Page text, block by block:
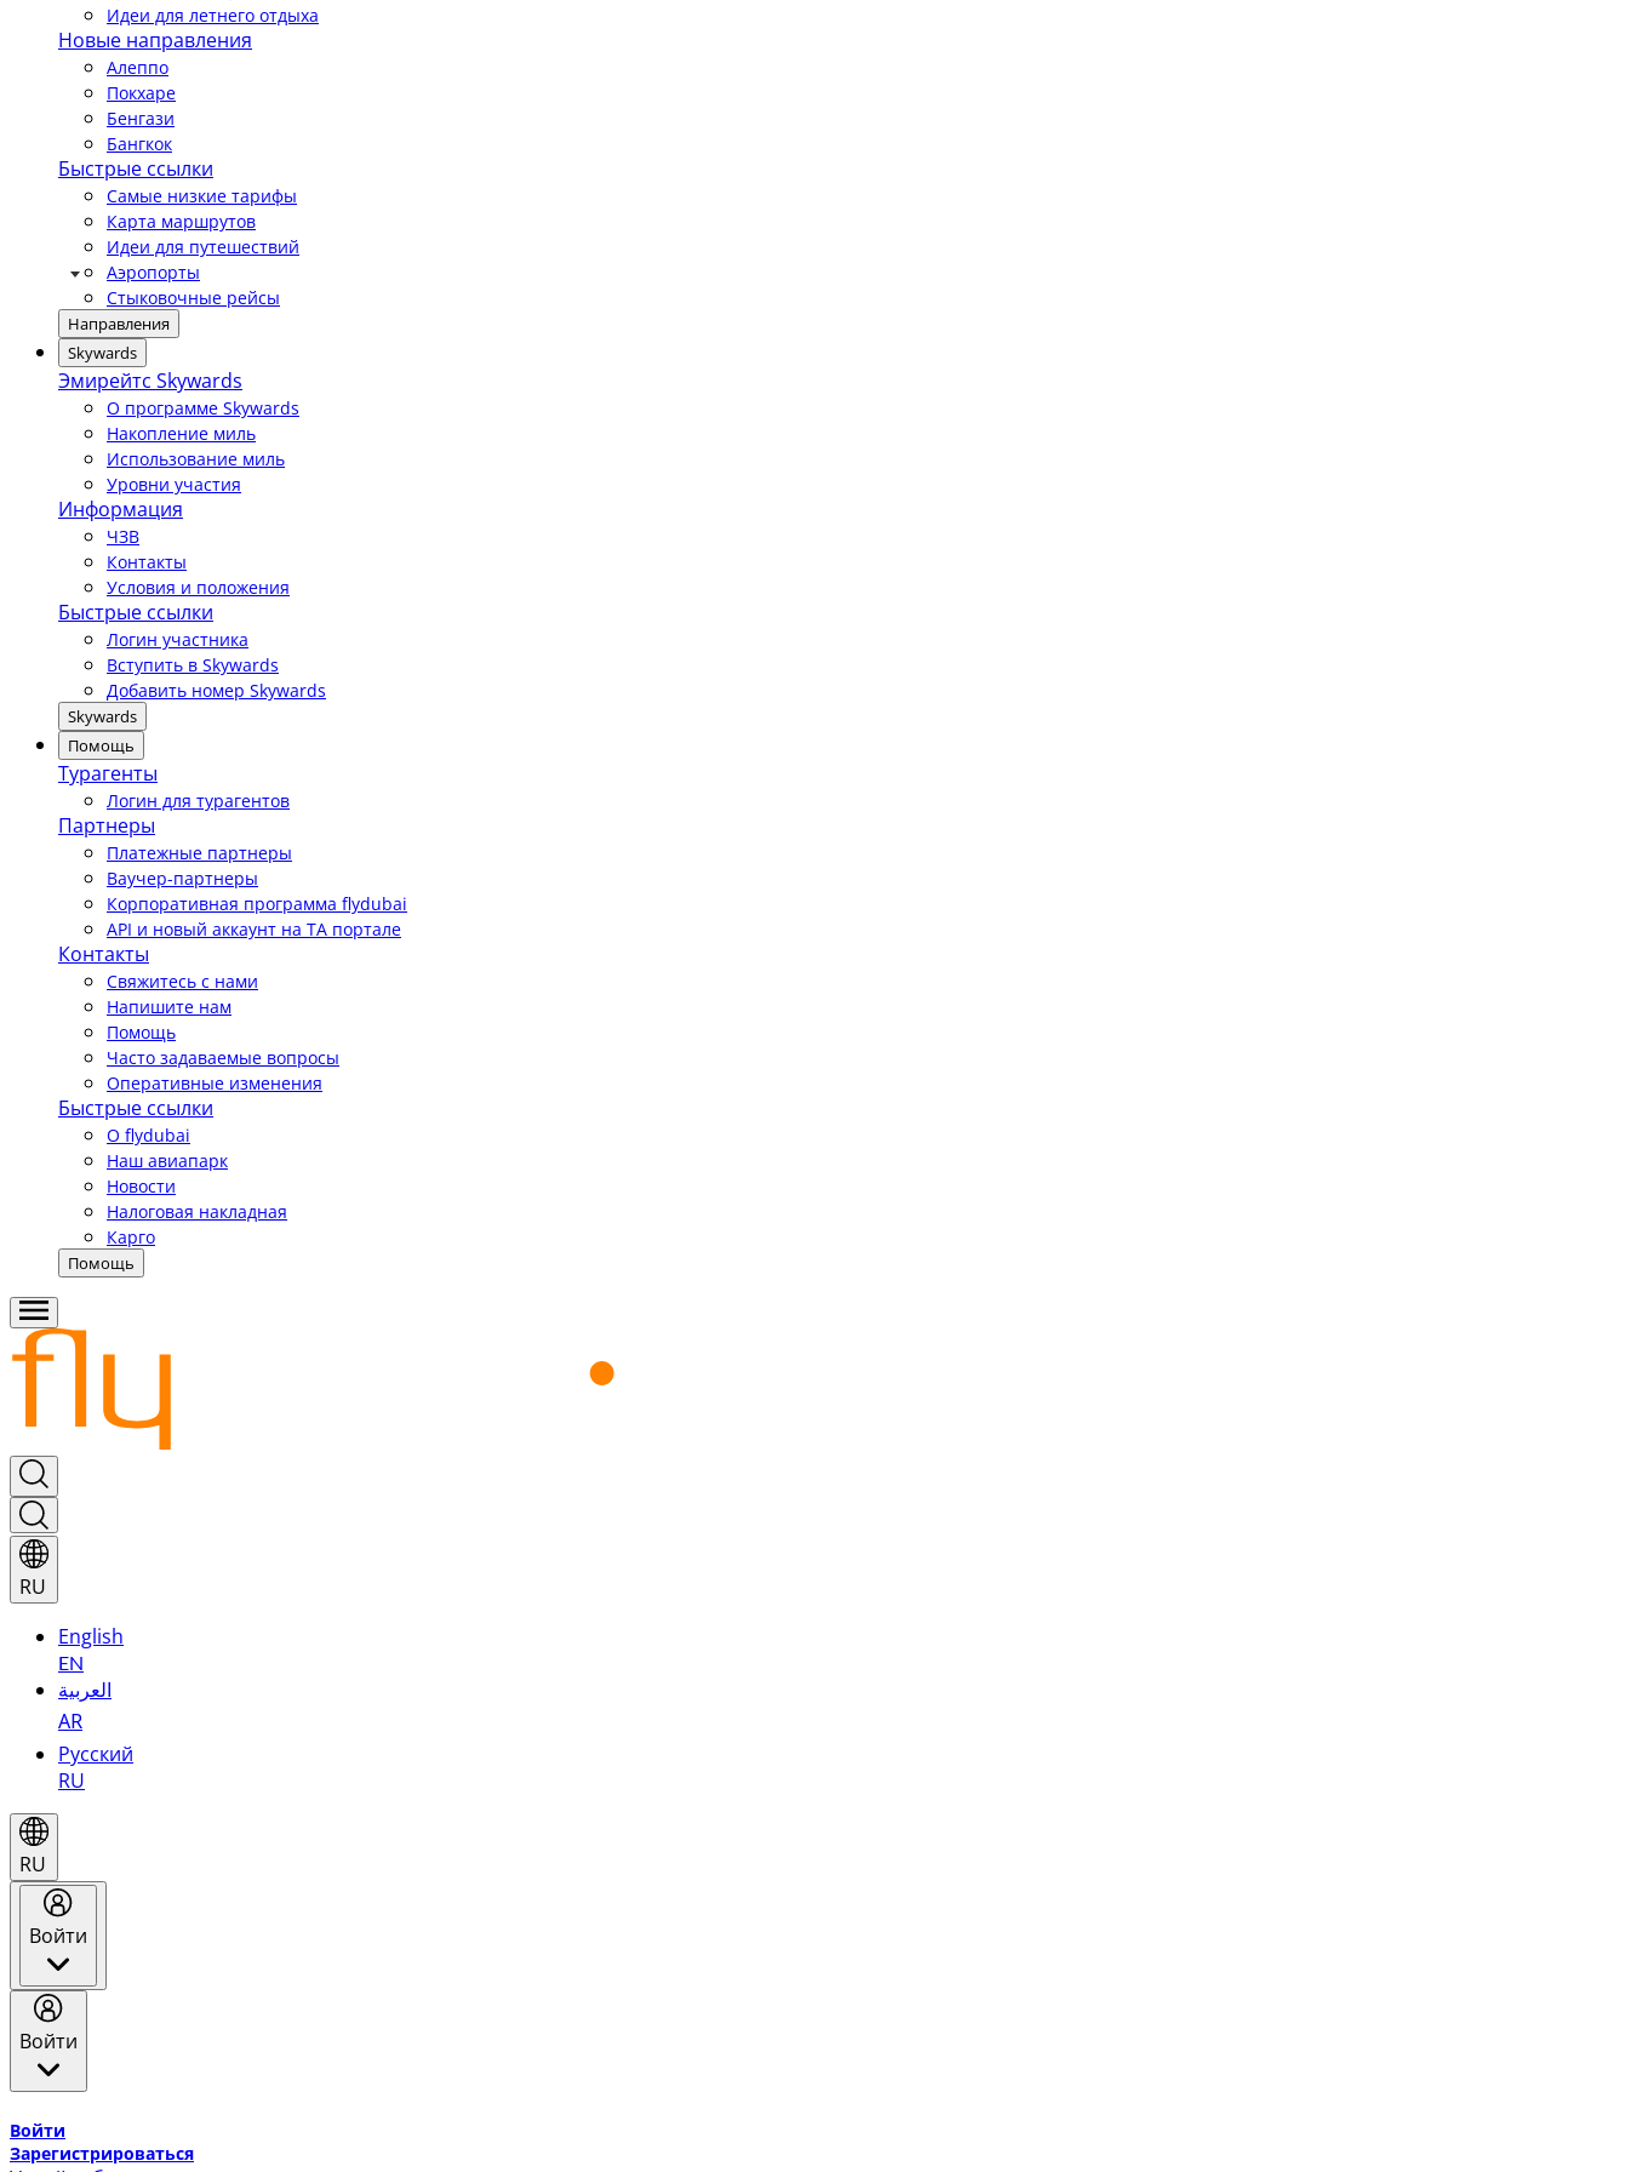
Идеи для летнего отдыха
Новые направления
Алеппо
Покхаре
Бенгази
Бангкок
Быстрые ссылки
Самые низкие тарифы
Карта маршрутов
Идеи для путешествий
Аэропорты
Стыковочные рейсы
Направления
Skywards
Эмирейтс Skywards
О программе Skywards
Накопление миль
Использование миль
Уровни участия
Информация
ЧЗВ
Контакты
Условия и положения
Быстрые ссылки
Логин участника
Вступить в Skywards
Добавить номер Skywards
Skywards
Помощь
Турагенты
Логин для турагентов
Партнеры
Платежные партнеры
Ваучер-партнеры
Корпоративная программа flydubai
API и новый аккаунт на TA портале
Контакты
Свяжитесь с нами
Напишите нам
Помощь
Часто задаваемые вопросы
Оперативные изменения
Быстрые ссылки
О flydubai
Наш авиапарк
Новости
Налоговая накладная
Карго
Помощь
RU
English
EN
العربية
AR
Русский
RU
RU
Войти
Войти
Войти
Зарегистрироваться